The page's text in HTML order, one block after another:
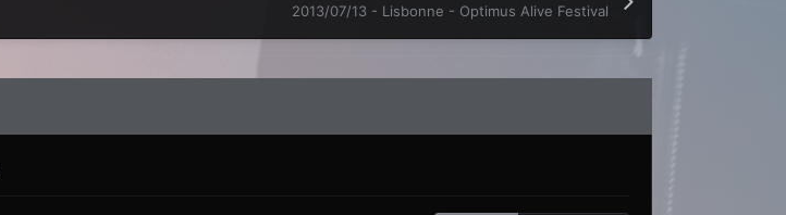
2013/07/13 - Lisbonne - Optimus Alive Festival